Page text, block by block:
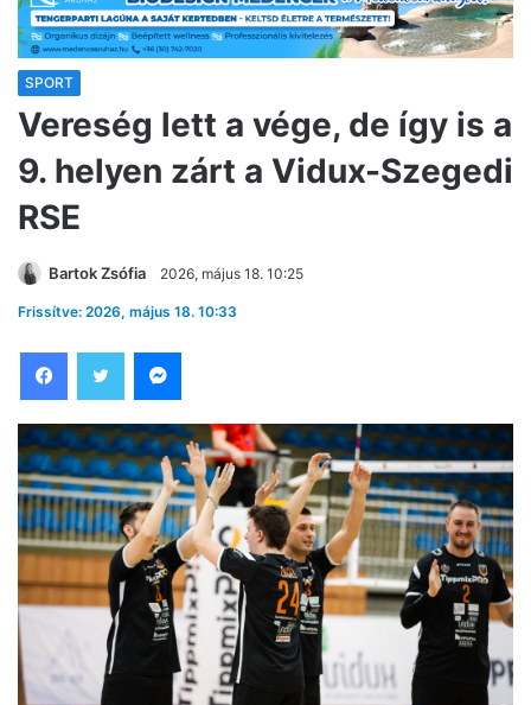
SPORT
Vereség lett a vége, de így is a
9. helyen zárt a Vidux-Szegedi
RSE
Bartok Zsófia 2026, május 18. 10:25
Frissítve: 2026, május 18. 10:33